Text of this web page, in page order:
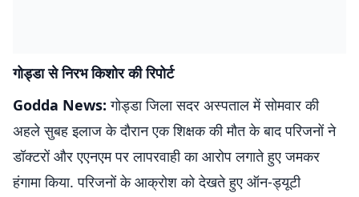
गोड्डा से निरभ किशोर की रिपोर्ट
Godda News:​गोड्डा जिला सदर अस्पताल में सोमवार की
अहले सुबह इलाज के दौरान एक शिक्षक की मौत के बाद परिजनों ने
डॉक्टरों और एएनएम पर लापरवाही का आरोप लगाते हुए जमकर
हंगामा किया. परिजनों के आक्रोश को देखते हुए ऑन-ड्यूटी